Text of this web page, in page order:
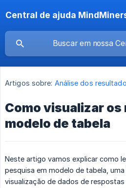
Central de ajuda
Artigos sobre: Análise dos
Como visualizar
modelo de tabela
Neste artigo vamos explicar como
pesquisa em modelo de tabela,
visualização de dados de